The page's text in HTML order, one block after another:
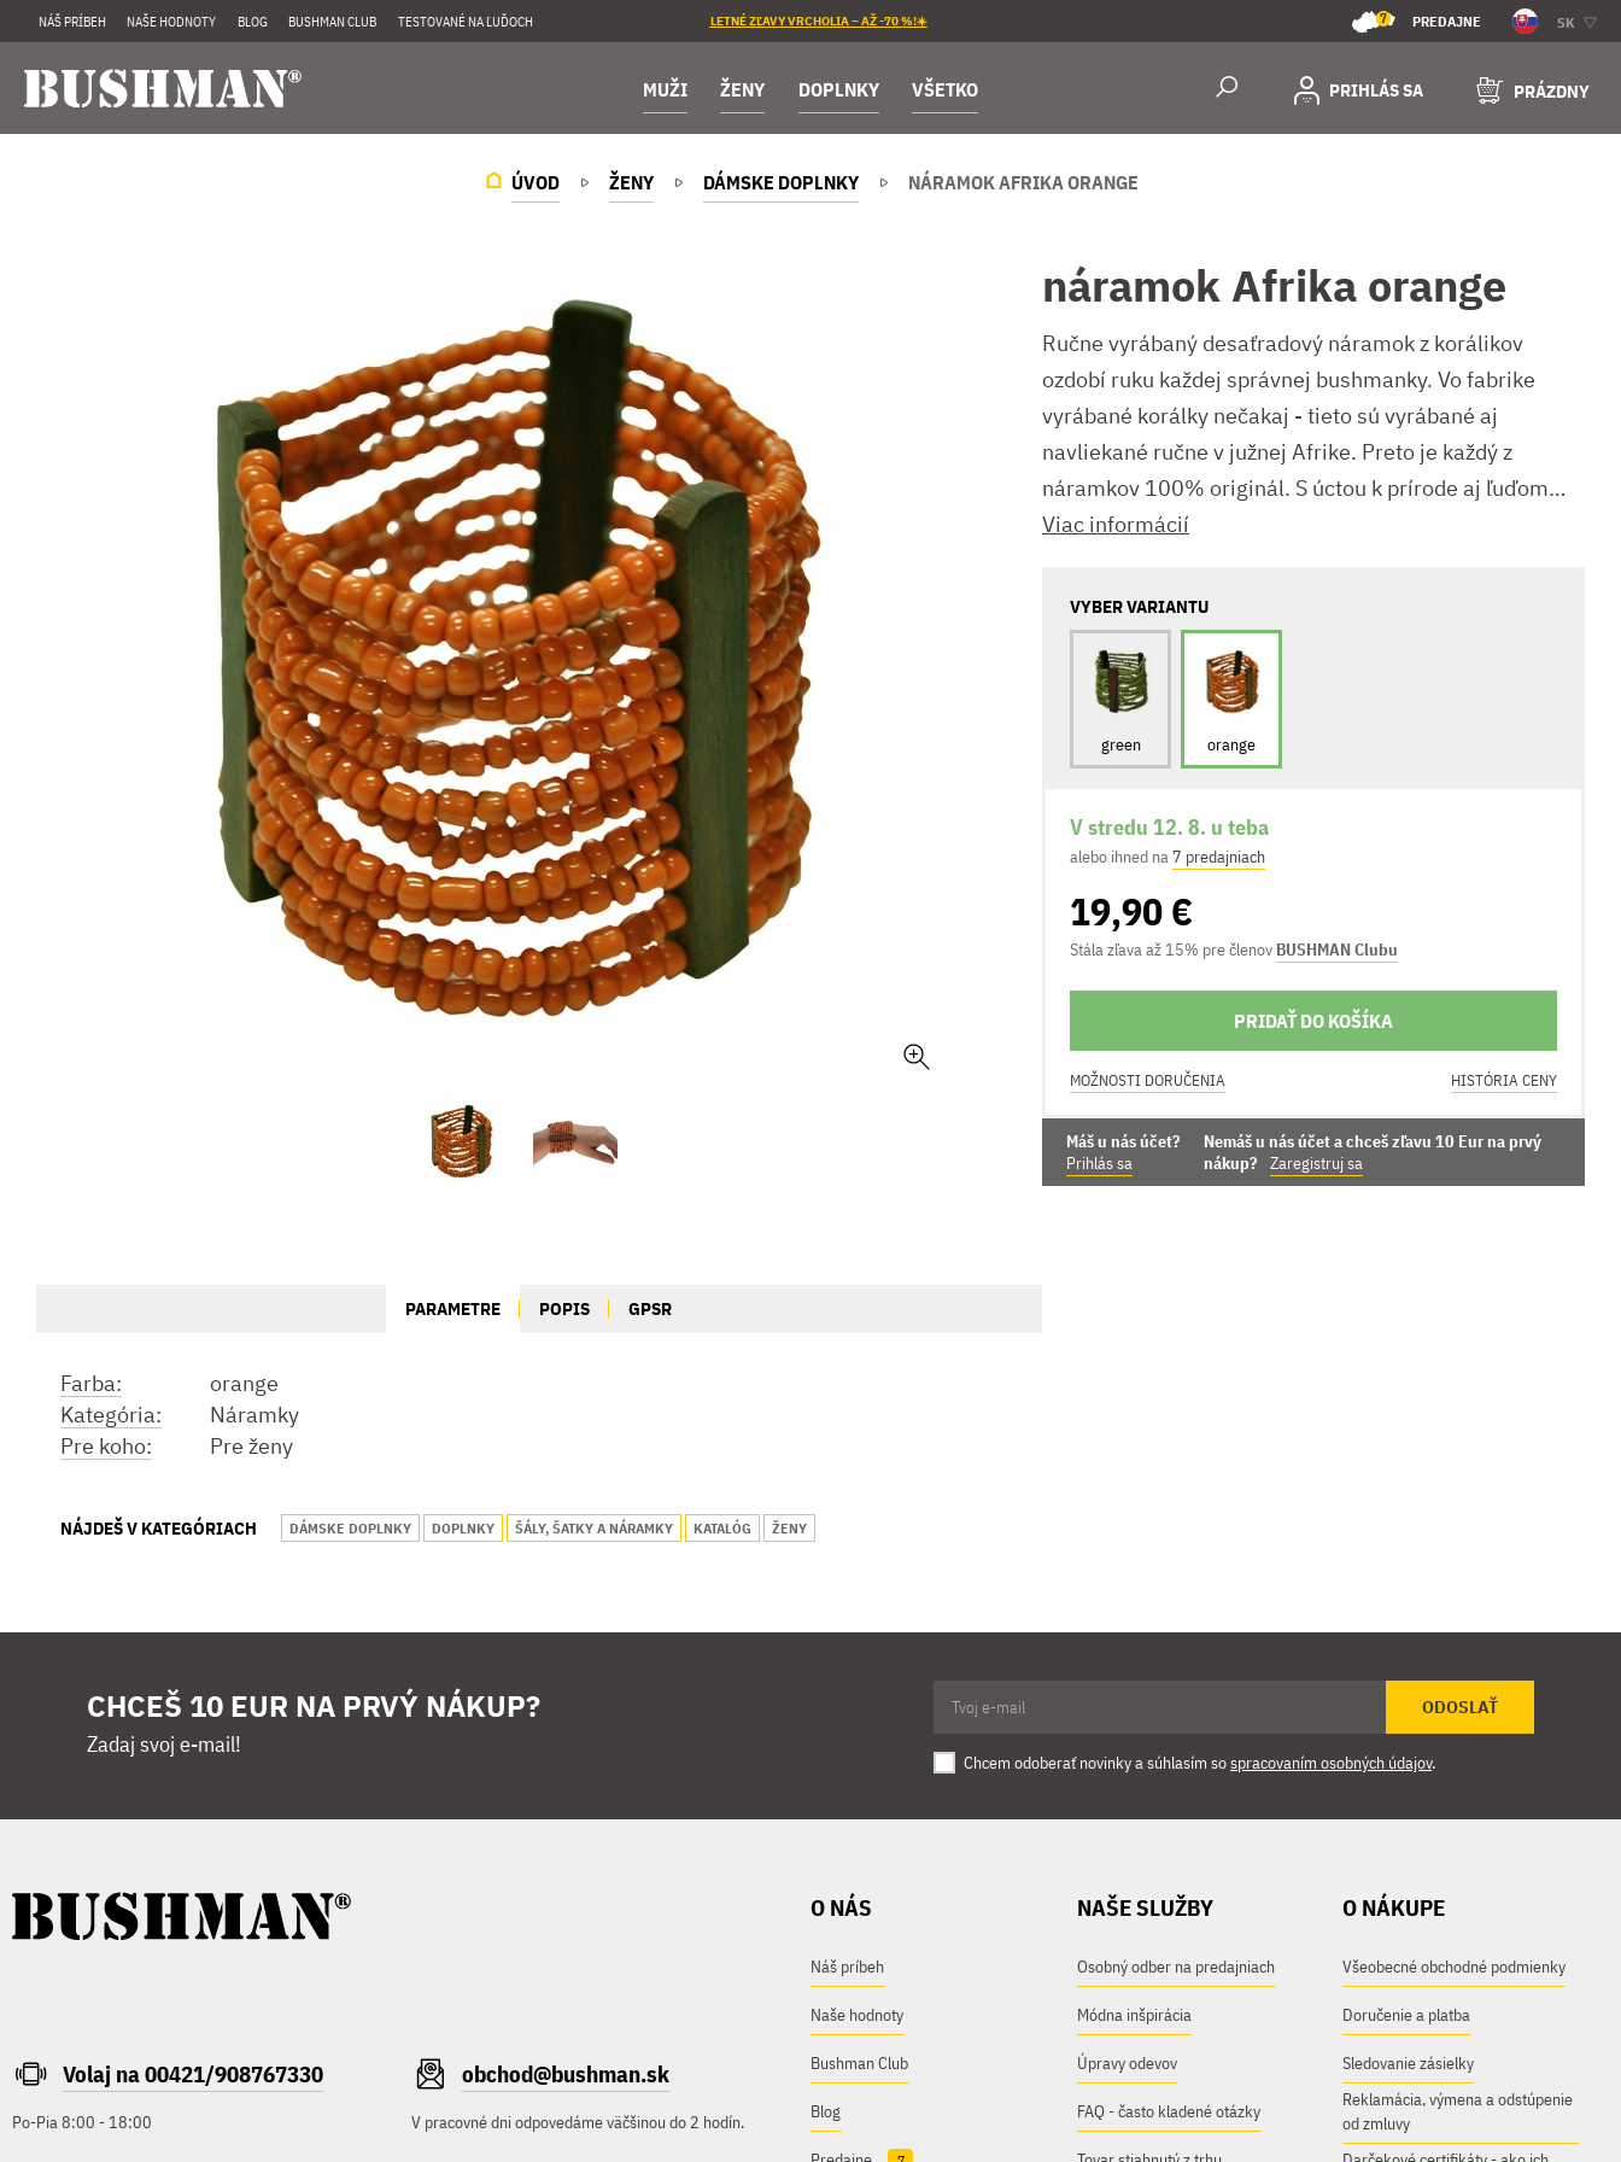
NÁŠ PRÍBEH NAŠE HODNOTY BLOG BUSHMAN CLUB TESTOVANÉ NA ĽUĎOCH LETNÉ ZĽAVY VRCHOLIA – AŽ -70 %!☀️ 7 PREDAJNE SK
MUŽI ŽENY DOPLNKY VŠETKO PRIHLÁS SA PRÁZDNY
ÚVOD ŽENY DÁMSKE DOPLNKY NÁRAMOK AFRIKA ORANGE
náramok Afrika orange
Ručne vyrábaný desaťradový náramok z korálikov
ozdobí ruku každej správnej bushmanky. Vo fabrike
vyrábané korálky nečakaj - tieto sú vyrábané aj
navliekané ručne v južnej Afrike. Preto je každý z
náramkov 100% originál. S úctou k prírode aj ľuďom…
Viac informácií
VYBER VARIANTU
green orange
V stredu 12. 8. u teba
alebo ihned na7 predajniach
19,90 €
Stála zľava až 15% pre členov BUSHMAN Clubu
PRIDAŤ DO KOŠÍKA
MOŽNOSTI DORUČENIA HISTÓRIA CENY
Máš u nás účet?
Prihlás sa
Nemáš u nás účet a chceš zľavu 10 Eur na prvý
nákup?
Zaregistruj sa
PARAMETRE POPIS GPSR
Farba:
orange
Kategória:
Náramky
Pre koho:
Pre ženy
NÁJDEŠ V KATEGÓRIACH DÁMSKE DOPLNKY DOPLNKY ŠÁLY, ŠATKY A NÁRAMKY KATALÓG ŽENY
CHCEŠ 10 EUR NA PRVÝ NÁKUP?
Zadaj svoj e-mail!
ODOSLAŤ
Chcem odoberať novinky a súhlasím sospracovaním osobných údajov.
Volaj na 00421/908767330
Po-Pia 8:00 - 18:00
obchod@bushman.sk
V pracovné dni odpovedáme väčšinou do 2 hodín.
O NÁS
Náš príbeh
Naše hodnoty
Bushman Club
Blog
NAŠE SLUŽBY
Osobný odber na predajniach
Módna inšpirácia
Úpravy odevov
FAQ - často kladené otázky
O NÁKUPE
Všeobecné obchodné podmienky
Doručenie a platba
Sledovanie zásielky
Reklamácia, výmena a odstúpenie
od zmluvy